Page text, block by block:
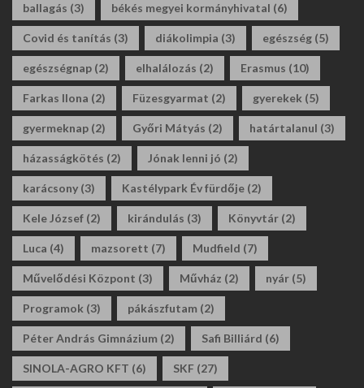
ballagás (3) békés megyei kormányhivatal (6)
Covid és tanítás (3) diákolimpia (3) egészség (5)
egészségnap (2) elhalálozás (2) Erasmus (10)
Farkas Ilona (2) Füzesgyarmat (2) gyerekek (5)
gyermeknap (2) Győri Mátyás (2) határtalanul (3)
házasságkötés (2) Jónak lenni jó (2)
karácsony (3) Kastélypark Év fürdője (2)
Kele József (2) kirándulás (3) Könyvtár (2)
Luca (4) mazsorett (7) Mudfield (7)
Művelődési Központ (3) Művház (2) nyár (5)
Programok (3) pákászfutam (2)
Péter András Gimnázium (2) Safi Billiárd (6)
SINOLA-AGRO KFT (6) SKF (27)